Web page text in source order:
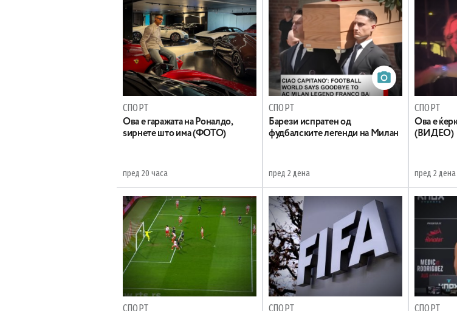
СПОРТ
Ова е гаражата на Роналдо,
ѕирнете што има (ФОТО)
пред 20 часа
СПОРТ
Барези испратен од
фудбалските легенди на Милан
пред 2 дена
СПОРТ
Oва е
(ВИДЕО)
пред 2 дена
СПОРТ СПОРТ СПОРТ